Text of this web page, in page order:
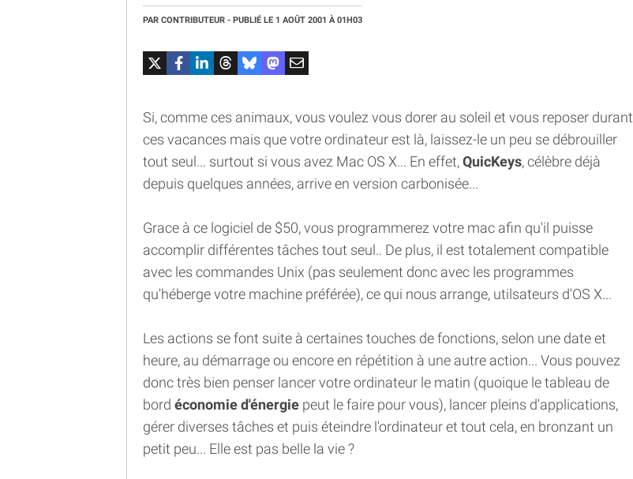
PAR CONTRIBUTEUR - PUBLIÉ LE 1 AOÛT 2001 À 01H03
Si, comme ces animaux, vous voulez vous dorer au soleil et vous reposer durant
ces vacances mais que votre ordinateur est là, laissez-le un peu se débrouiller
tout seul... surtout si vous avez Mac OS X... En effet,QuicKeys, célèbre déjà
depuis quelques années, arrive en version carbonisée...
Grace à ce logiciel de $50, vous programmerez votre mac afin qu'il puisse
accomplir différentes tâches tout seul.. De plus, il est totalement compatible
avec les commandes Unix (pas seulement donc avec les programmes
qu'héberge votre machine préférée), ce qui nous arrange, utilsateurs d'OS X...
Les actions se font suite à certaines touches de fonctions, selon une date et
heure, au démarrage ou encore en répétition à une autre action... Vous pouvez
donc très bien penser lancer votre ordinateur le matin (quoique le tableau de
bord économie d'énergie peut le faire pour vous), lancer pleins d'applications,
gérer diverses tâches et puis éteindre l'ordinateur et tout cela, en bronzant un
petit peu... Elle est pas belle la vie ?